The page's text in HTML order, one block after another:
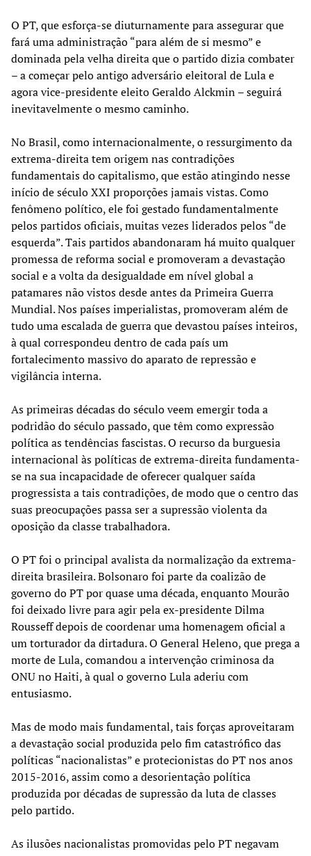
O PT, que esforça-se diuturnamente para assegurar que
fará uma administração “para além de si mesmo” e
dominada pela velha direita que o partido dizia combater
– a começar pelo antigo adversário eleitoral de Lula e
agora vice-presidente eleito Geraldo Alckmin – seguirá
inevitavelmente o mesmo caminho.
No Brasil, como internacionalmente, o ressurgimento da
extrema-direita tem origem nas contradições
fundamentais do capitalismo, que estão atingindo nesse
início de século XXI proporções jamais vistas. Como
fenômeno político, ele foi gestado fundamentalmente
pelos partidos oficiais, muitas vezes liderados pelos “de
esquerda”. Tais partidos abandonaram há muito qualquer
promessa de reforma social e promoveram a devastação
social e a volta da desigualdade em nível global a
patamares não vistos desde antes da Primeira Guerra
Mundial. Nos países imperialistas, promoveram além de
tudo uma escalada de guerra que devastou países inteiros,
à qual correspondeu dentro de cada país um
fortalecimento massivo do aparato de repressão e
vigilância interna.
As primeiras décadas do século veem emergir toda a
podridão do século passado, que têm como expressão
política as tendências fascistas. O recurso da burguesia
internacional às políticas de extrema-direita fundamenta-
se na sua incapacidade de oferecer qualquer saída
progressista a tais contradições, de modo que o centro das
suas preocupações passa ser a supressão violenta da
oposição da classe trabalhadora.
O PT foi o principal avalista da normalização da extrema-
direita brasileira. Bolsonaro foi parte da coalizão de
governo do PT por quase uma década, enquanto Mourão
foi deixado livre para agir pela ex-presidente Dilma
Rousseff depois de coordenar uma homenagem oficial a
um torturador da dirtadura. O General Heleno, que prega a
morte de Lula, comandou a intervenção criminosa da
ONU no Haiti, à qual o governo Lula aderiu com
entusiasmo.
Mas de modo mais fundamental, tais forças aproveitaram
a devastação social produzida pelo fim catastrófico das
políticas “nacionalistas” e protecionistas do PT nos anos
2015-2016, assim como a desorientação política
produzida por décadas de supressão da luta de classes
pelo partido.
As ilusões nacionalistas promovidas pelo PT negavam